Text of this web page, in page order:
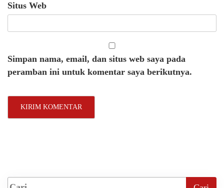
Situs Web
Simpan nama, email, dan situs web saya pada
peramban ini untuk komentar saya berikutnya.